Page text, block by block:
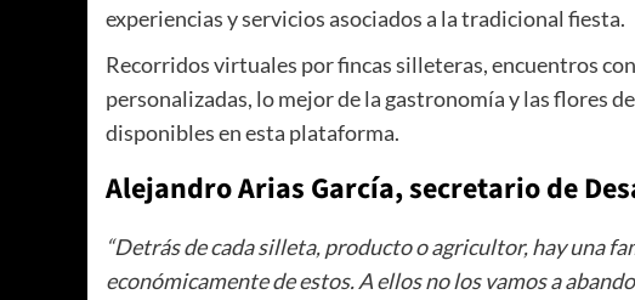
experiencias y servicios asociados a la tradicional fiesta.
Recorridos virtuales por fincas silleteras, encuentros
personalizadas, lo mejor de la gastronomía y las flores
disponibles en esta plataforma.
Alejandro Arias García, secretario de
“Detrás de cada silleta, producto o agricultor, hay una
económicamente de estos. A ellos no los vamos a